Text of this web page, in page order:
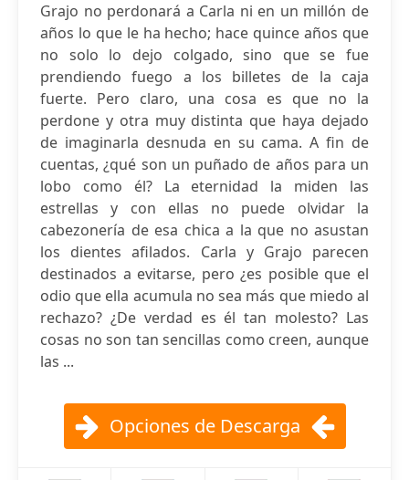
Grajo no perdonará a Carla ni en un millón de
años lo que le ha hecho; hace quince años que
no solo lo dejo colgado, sino que se fue
prendiendo fuego a los billetes de la caja
fuerte. Pero claro, una cosa es que no la
perdone y otra muy distinta que haya dejado
de imaginarla desnuda en su cama. A fin de
cuentas, ¿qué son un puñado de años para un
lobo como él? La eternidad la miden las
estrellas y con ellas no puede olvidar la
cabezonería de esa chica a la que no asustan
los dientes afilados. Carla y Grajo parecen
destinados a evitarse, pero ¿es posible que el
odio que ella acumula no sea más que miedo al
rechazo? ¿De verdad es él tan molesto? Las
cosas no son tan sencillas como creen, aunque
las ...
Opciones de Descarga